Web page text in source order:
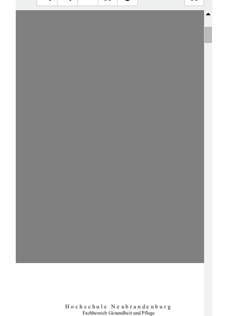
Hochschule Neubrandenburg
Fachbereich Gesundheit und Pflege